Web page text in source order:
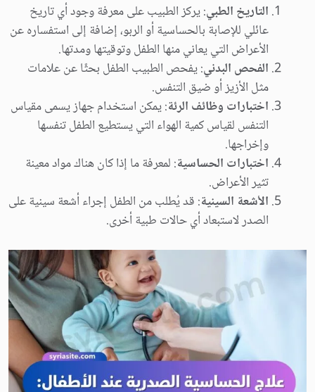
التاريخ الطبي: يركز الطبيب على معرفة وجود أي تاريخ
عائلي للإصابة بالحساسية أو الربو، إضافة إلى استفساره عن
الأعراض التي يعاني منها الطفل وتوقيتها ومدتها.
الفحص البدني: يفحص الطبيب الطفل بحثًا عن علامات
مثل الأزيز أو ضيق التنفس.
اختبارات وظائف الرئة: يمكن استخدام جهاز يسمى مقياس
التنفس لقياس كمية الهواء التي يستطيع الطفل تنفسها
وإخراجها.
اختبارات الحساسية: لمعرفة ما إذا كان هناك مواد معينة
تثير الأعراض.
الأشعة السينية: قد يُطلب من الطفل إجراء أشعة سينية على
الصدر لاستبعاد أي حالات طبية أخرى.